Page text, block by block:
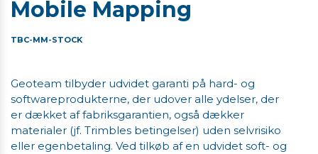
Mobile Mapping
TBC-MM-STOCK
Geoteam tilbyder udvidet garanti på hard- og
softwareprodukterne, der udover alle ydelser, der
er dækket af fabriksgarantien, også dækker
materialer (jf. Trimbles betingelser) uden selvrisiko
eller egenbetaling. Ved tilkøb af en udvidet soft- og